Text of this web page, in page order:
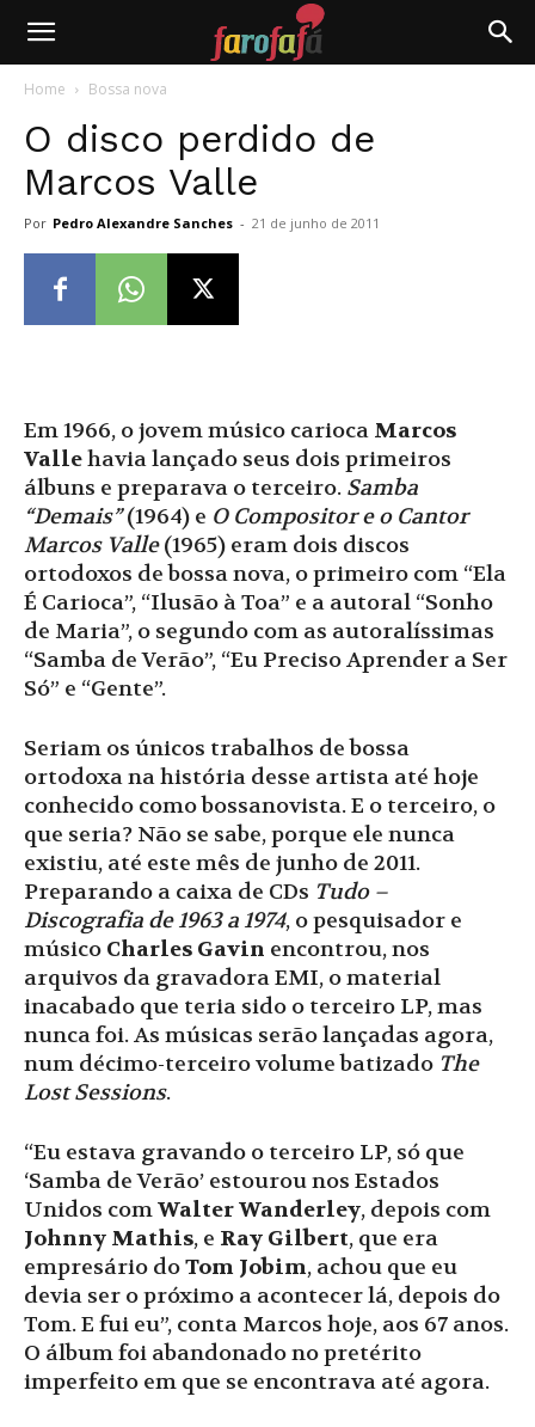
Farofafá
Home Bossa nova
O disco perdido de
Marcos Valle
Por Pedro Alexandre Sanches - 21 de junho de 2011
Em 1966, o jovem músico carioca Marcos
Vallehavia lançado seus dois primeiros
álbuns e preparava o terceiro. Samba
“Demais”(1964) e O Compositor e o Cantor
Marcos Valle(1965) eram dois discos
ortodoxos de bossa nova, o primeiro com “Ela
É Carioca”, “Ilusão à Toa” e a autoral “Sonho
de Maria”, o segundo com as autoralíssimas
“Samba de Verão”, “Eu Preciso Aprender a Ser
Só” e “Gente”.
Seriam os únicos trabalhos de bossa
ortodoxa na história desse artista até hoje
conhecido como bossanovista. E o terceiro, o
que seria? Não se sabe, porque ele nunca
existiu, até este mês de junho de 2011.
Preparando a caixa de CDs Tudo –
Discografia de 1963 a 1974, o pesquisador e
músico Charles Gavin encontrou, nos
arquivos da gravadora EMI, o material
inacabado que teria sido o terceiro LP, mas
nunca foi. As músicas serão lançadas agora,
num décimo-terceiro volume batizado The
Lost Sessions.
“Eu estava gravando o terceiro LP, só que
‘Samba de Verão’ estourou nos Estados
Unidos comWalter Wanderley, depois com
Johnny Mathis, e Ray Gilbert, que era
empresário doTom Jobim, achou que eu
devia ser o próximo a acontecer lá, depois do
Tom. E fui eu”, conta Marcos hoje, aos 67 anos.
O álbum foi abandonado no pretérito
imperfeito em que se encontrava até agora.